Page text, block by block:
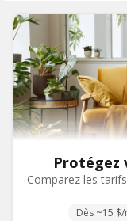
Protégez
Comparez les
Dès ~15